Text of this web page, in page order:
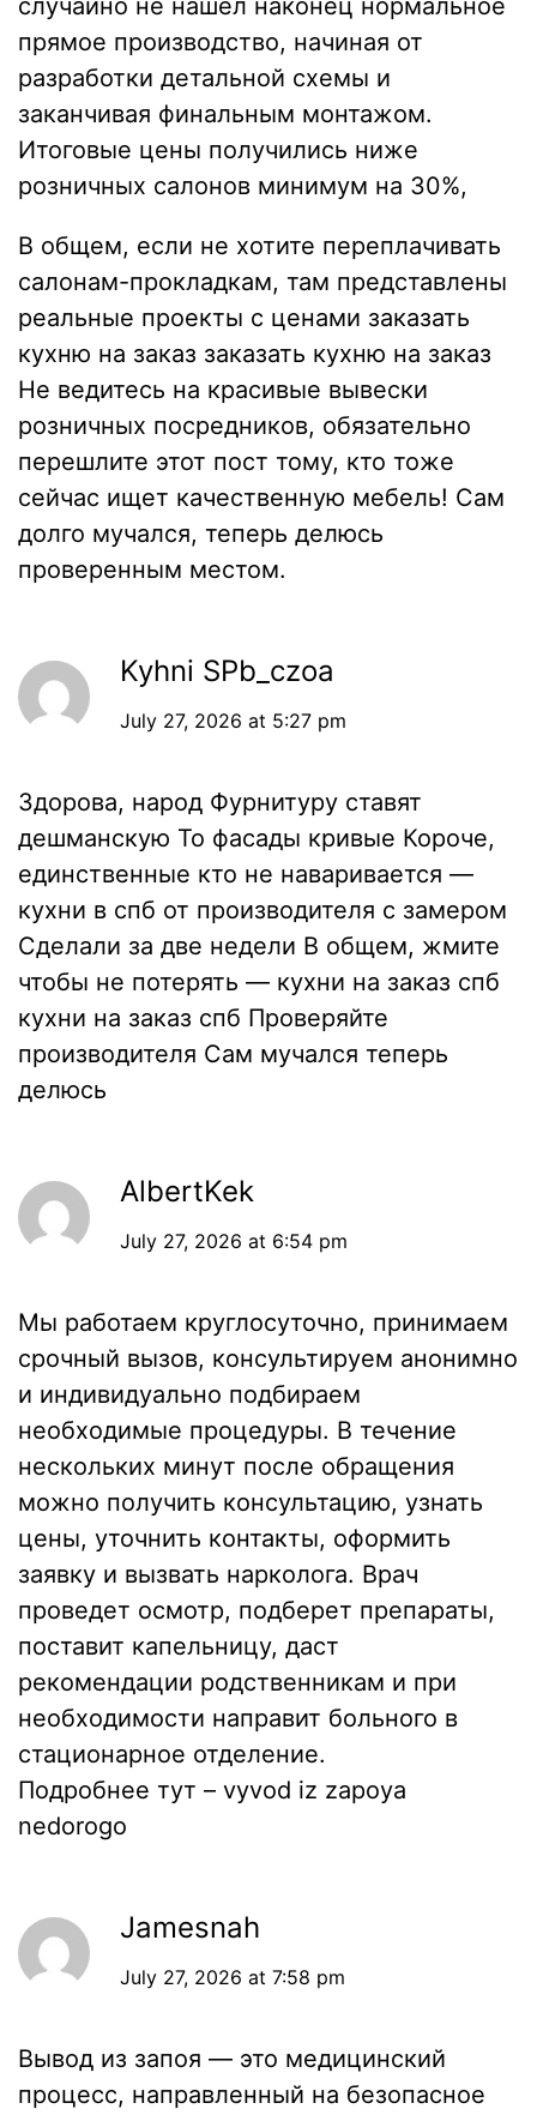
случайно не нашел наконец нормальное
прямое производство, начиная от
разработки детальной схемы и
заканчивая финальным монтажом.
Итоговые цены получились ниже
розничных салонов минимум на 30%,
В общем, если не хотите переплачивать
салонам-прокладкам, там представлены
реальные проекты с ценами заказать
кухню на заказ заказать кухню на заказ
Не ведитесь на красивые вывески
розничных посредников, обязательно
перешлите этот пост тому, кто тоже
сейчас ищет качественную мебель! Сам
долго мучался, теперь делюсь
проверенным местом.
Kyhni SPb_czoa
July 27, 2026 at 5:27 pm
Здорова, народ Фурнитуру ставят
дешманскую То фасады кривые Короче,
единственные кто не наваривается —
кухни в спб от производителя с замером
Сделали за две недели В общем, жмите
чтобы не потерять — кухни на заказ спб
кухни на заказ спб Проверяйте
производителя Сам мучался теперь
делюсь
AlbertKek
July 27, 2026 at 6:54 pm
Мы работаем круглосуточно, принимаем
срочный вызов, консультируем анонимно
и индивидуально подбираем
необходимые процедуры. В течение
нескольких минут после обращения
можно получить консультацию, узнать
цены, уточнить контакты, оформить
заявку и вызвать нарколога. Врач
проведет осмотр, подберет препараты,
поставит капельницу, даст
рекомендации родственникам и при
необходимости направит больного в
стационарное отделение.
Подробнее тут – vyvod iz zapoya
nedorogo
Jamesnah
July 27, 2026 at 7:58 pm
Вывод из запоя — это медицинский
процесс, направленный на безопасное